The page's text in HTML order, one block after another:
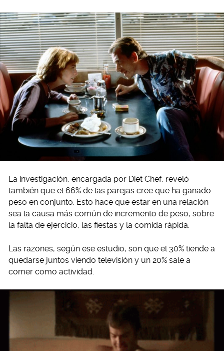
La investigación, encargada por Diet Chef, reveló
también que el 66% de las parejas cree que ha ganado
peso en conjunto. Esto hace que estar en una relación
sea la causa más común de incremento de peso, sobre
la falta de ejercicio, las fiestas y la comida rápida.
Las razones, según ese estudio, son que el 30% tiende a
quedarse juntos viendo televisión y un 20% sale a
comer como actividad.